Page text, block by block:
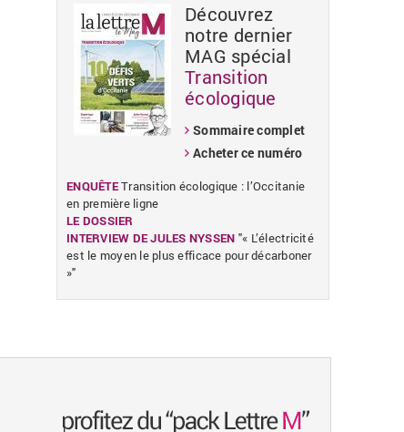
Découvrez
notre dernier
MAG spécial
Transition
écologique
Sommaire complet
Acheter ce numéro
ENQUÊTETransition écologique : l’Occitanie
en première ligne
LE DOSSIER
INTERVIEW DE JULES NYSSEN "« L’électricité
est le moyen le plus efficace pour décarboner
»"